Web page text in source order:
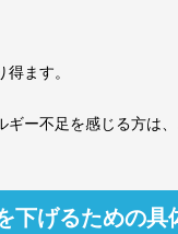
ます。
ギー不足を感じる方は
下げるための具